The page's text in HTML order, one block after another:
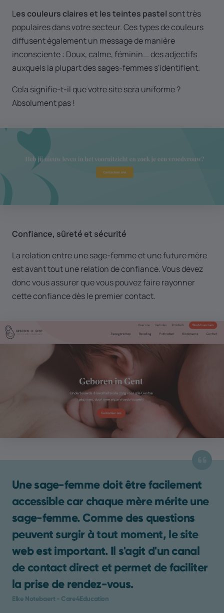
Les couleurs claires et les teintes pastel sont très
populaires dans votre secteur. Ces types de couleurs
diffusent également un message de manière
inconsciente : Doux, calme, féminin... des adjectifs
auxquels la plupart des sages-femmes s'identifient.
Cela signifie-t-il que votre site sera uniforme ?
Absolument pas !
Confiance, sûreté et sécurité
La relation entre une sage-femme et une future mère
est avant tout une relation de confiance. Vous devez
donc vous assurer que vous pouvez faire rayonner
cette confiance dès le premier contact.
Une sage-femme doit être facilement
accessible car chaque mère mérite une
sage-femme. Comme des questions
peuvent surgir à tout moment, le site
web est important. Il s'agit d'un canal
de contact direct et permet de faciliter
la prise de rendez-vous.
Elke Notebaert - Care4Education